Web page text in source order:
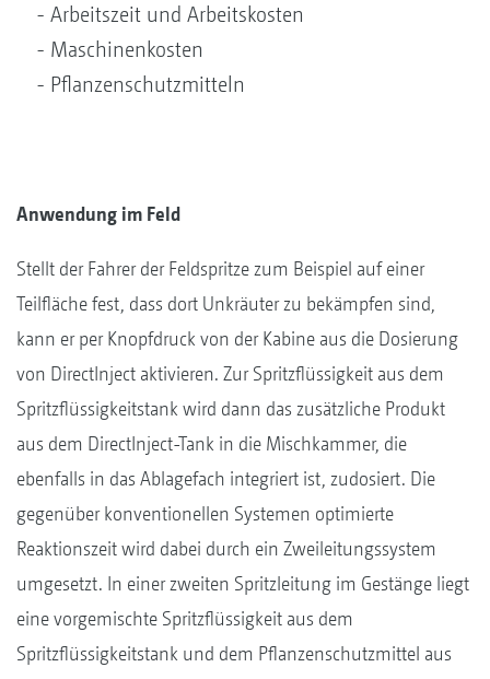
- Arbeitszeit und Arbeitskosten
- Maschinenkosten
- Pflanzenschutzmitteln
Anwendung im Feld
Stellt der Fahrer der Feldspritze zum Beispiel auf einer
Teilfläche fest, dass dort Unkräuter zu bekämpfen sind,
kann er per Knopfdruck von der Kabine aus die Dosierung
von DirectInject aktivieren. Zur Spritzflüssigkeit aus dem
Spritzflüssigkeitstank wird dann das zusätzliche Produkt
aus dem DirectInject-Tank in die Mischkammer, die
ebenfalls in das Ablagefach integriert ist, zudosiert. Die
gegenüber konventionellen Systemen optimierte
Reaktionszeit wird dabei durch ein Zweileitungssystem
umgesetzt. In einer zweiten Spritzleitung im Gestänge liegt
eine vorgemischte Spritzflüssigkeit aus dem
Spritzflüssigkeitstank und dem Pflanzenschutzmittel aus